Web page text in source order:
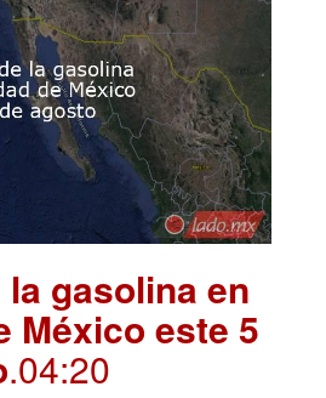
gasolina en
México este 5
.04:20